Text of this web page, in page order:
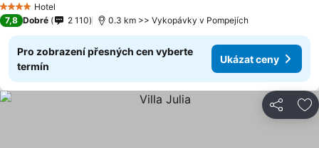
4 Počet hvězdiček
Hotel
7,8 Dobré 2 110 0.3 km >> Vykopávky v Pompejích
Pro zobrazení přesných cen vyberte
termín
Ukázat ceny
Sdílet